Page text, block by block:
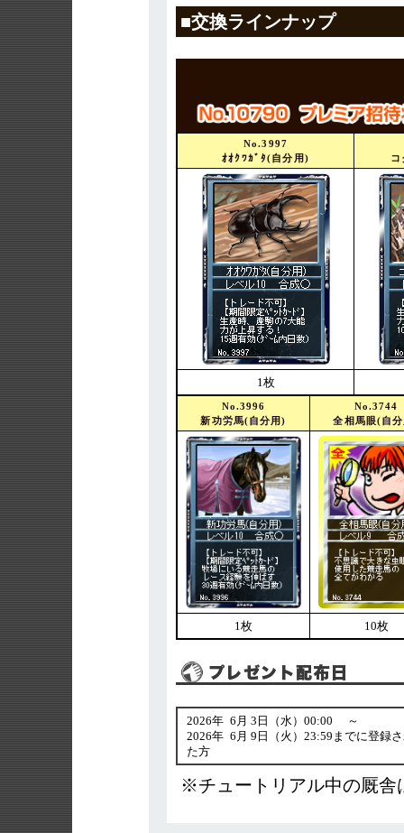
■交換ラインナップ
No.3997
ｵｵｸﾜｶﾞﾀ(自分用)
コ
1枚
No.3996
新功労馬(自分用)
No.3744
全相馬眼(自
1枚 10枚
2026年 6 月 3日（水）00:00 ～
2026年 6 月 9日（火）23:59までに登録
た方
※チュートリアル中の厩舎